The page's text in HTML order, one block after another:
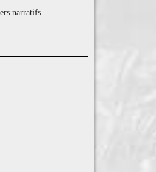
narratifs.